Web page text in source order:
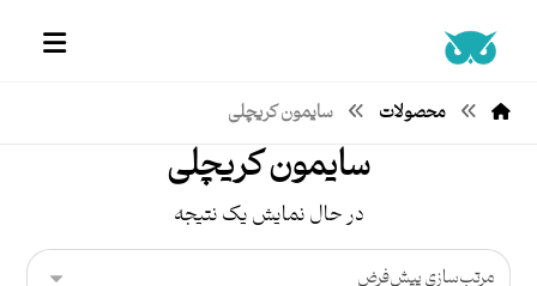
محصولات سایمون کریچلی
سایمون کریچلی
در حال نمایش یک نتیجه